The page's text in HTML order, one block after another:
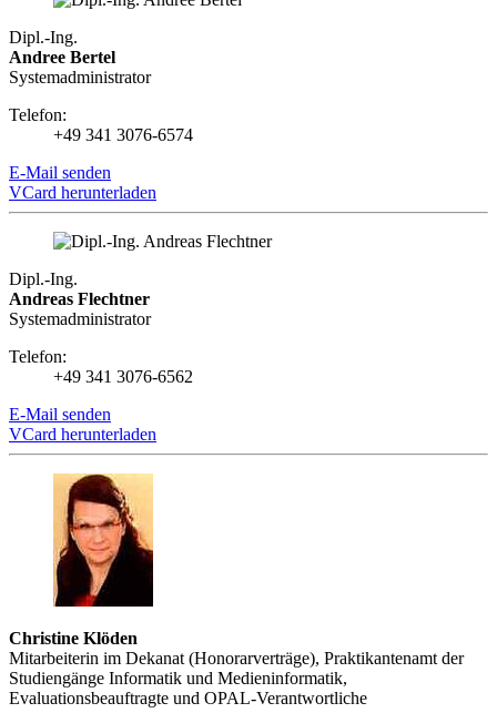
Dipl.-Ing.
Andree Bertel
Systemadministrator
Telefon:
+49 341 3076-6574
E-Mail senden
VCard herunterladen
Dipl.-Ing.
Andreas Flechtner
Systemadministrator
Telefon:
+49 341 3076-6562
E-Mail senden
VCard herunterladen
Christine Klöden
Mitarbeiterin im Dekanat (Honorarverträge), Praktikantenamt der
Studiengänge Informatik und Medieninformatik,
Evaluationsbeauftragte und OPAL-Verantwortliche